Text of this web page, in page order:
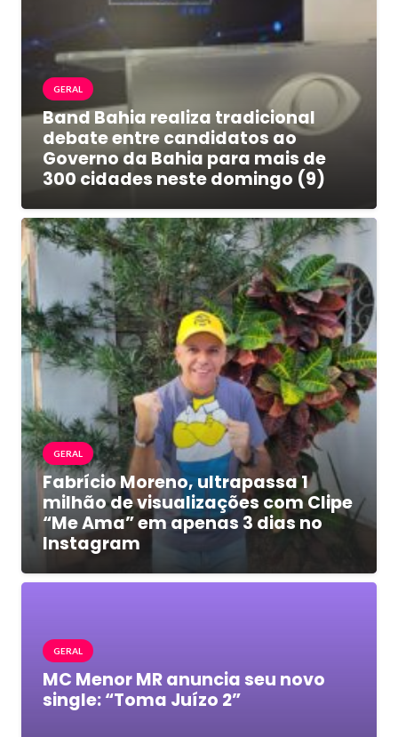
GERAL
Band Bahia realiza tradicional
debate entre candidatos ao
Governo da Bahia para mais de
300 cidades neste domingo (9)
GERAL
Fabrício Moreno, ultrapassa 1
milhão de visualizações com Clipe
“Me Ama” em apenas 3 dias no
Instagram
GERAL
MC Menor MR anuncia seu novo
single: “Toma Juízo 2”